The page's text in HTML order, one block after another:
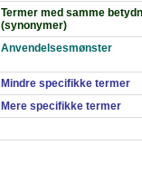
Termer med samme
(synonymer)
Anvendelsesmønster
Mindre specifikke termer
Mere specifikke termer